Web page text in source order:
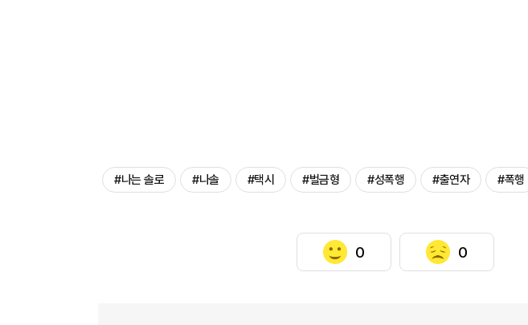
#나는 솔로 #나솔 #택시 #벌금형 #성폭행 #출연자 #폭행
0 0